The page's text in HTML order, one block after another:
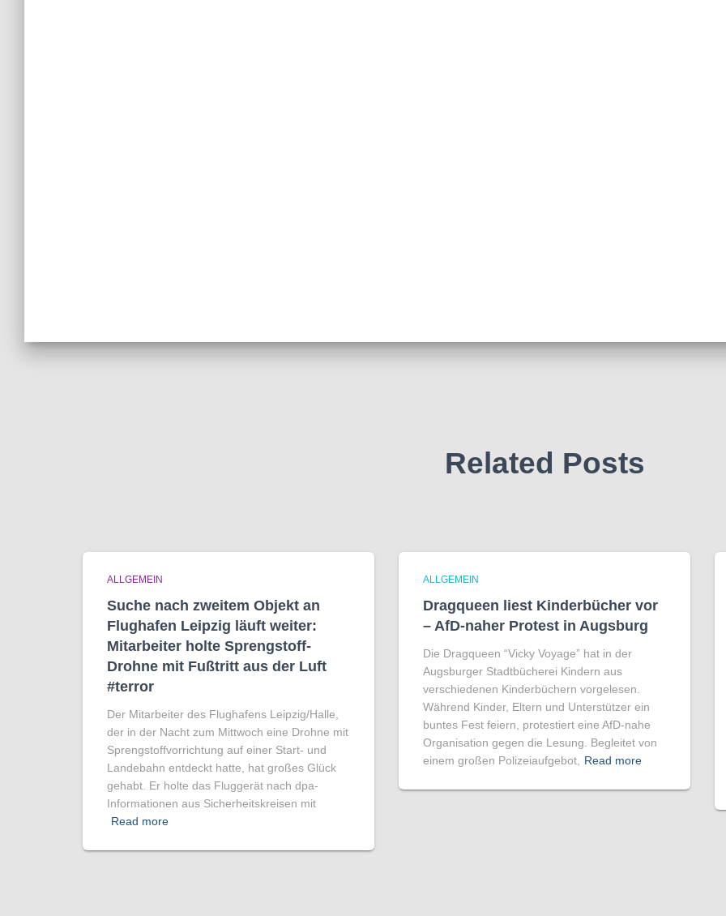
Related Posts
ALLGEMEIN
Suche nach zweitem Objekt an
Flughafen Leipzig läuft weiter:
Mitarbeiter holte Sprengstoff-
Drohne mit Fußtritt aus der Luft
#terror
Der Mitarbeiter des Flughafens Leipzig/Halle,
der in der Nacht zum Mittwoch eine Drohne mit
Sprengstoffvorrichtung auf einer Start- und
Landebahn entdeckt hatte, hat großes Glück
gehabt. Er holte das Fluggerät nach dpa-
Informationen aus Sicherheitskreisen mit
Read more
ALLGEMEIN
Dragqueen liest Kinderbücher vor
– AfD-naher Protest in Augsburg
Die Dragqueen “Vicky Voyage” hat in der
Augsburger Stadtbücherei Kindern aus
verschiedenen Kinderbüchern vorgelesen.
Während Kinder, Eltern und Unterstützer ein
buntes Fest feiern, protestiert eine AfD-nahe
Organisation gegen die Lesung. Begleitet von
einem großen Polizeiaufgebot, Read more